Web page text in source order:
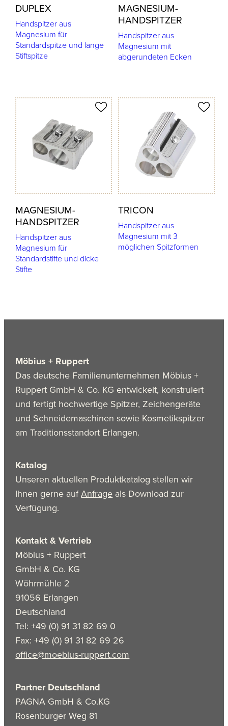
DUPLEX
Handspitzer aus
Magnesium für
Standardspitze und lange
Stiftspitze
MAGNESIUM-
HANDSPITZER
Handspitzer aus
Magnesium mit
abgerundeten Ecken
MAGNESIUM-
HANDSPITZER
Handspitzer aus
Magnesium für
Standardstifte und dicke
Stifte
merken
TRICON
Handspitzer aus
Magnesium mit 3
möglichen Spitzformen
Produkt merken
Möbius + Ruppert
Das deutsche Familienunternehmen Möbius +
Ruppert GmbH & Co. KG entwickelt, konstruiert
und fertigt hochwertige Spitzer, Zeichengeräte
und Schneidemaschinen sowie Kosmetikspitzer
am Traditionsstandort Erlangen.
Katalog
Unseren aktuellen Produktkatalog stellen wir
Ihnen gerne aufAnfrage als Download zur
Verfügung.
Kontakt & Vertrieb
Möbius + Ruppert
GmbH & Co. KG
Wöhrmühle 2
91056 Erlangen
Deutschland
Tel: +49 (0) 91 31 82 69 0
Fax: +49 (0) 91 31 82 69 26
office@moebius-ruppert.com
Partner Deutschland
PAGNA GmbH & Co.KG
Rosenburger Weg 81